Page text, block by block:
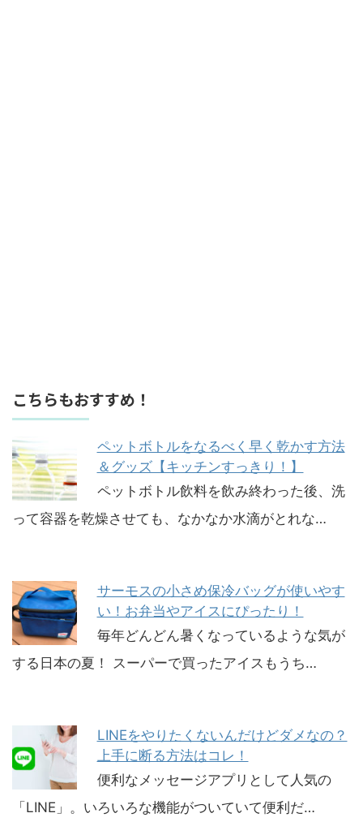
こちらもおすすめ！
ペットボトルをなるべく早く乾かす方法
＆グッズ【キッチンすっきり！】
ペットボトル飲料を飲み終わった後、洗
って容器を乾燥させても、なかなか水滴がとれな…
サーモスの小さめ保冷バッグが使いやす
い！お弁当やアイスにぴったり！
毎年どんどん暑くなっているような気が
する日本の夏！ スーパーで買ったアイスもうち…
LINEをやりたくないんだけどダメなの？
上手に断る方法はコレ！
便利なメッセージアプリとして人気の
「LINE」。いろいろな機能がついていて便利だ…